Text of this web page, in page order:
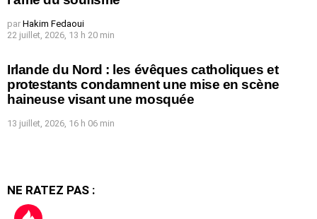
par Hakim Fedaoui
22 juillet, 2026, 13 h 20 min
Irlande du Nord : les évêques catholiques et
protestants condamnent une mise en scène
haineuse visant une mosquée
13 juillet, 2026, 16 h 06 min
NE RATEZ PAS :